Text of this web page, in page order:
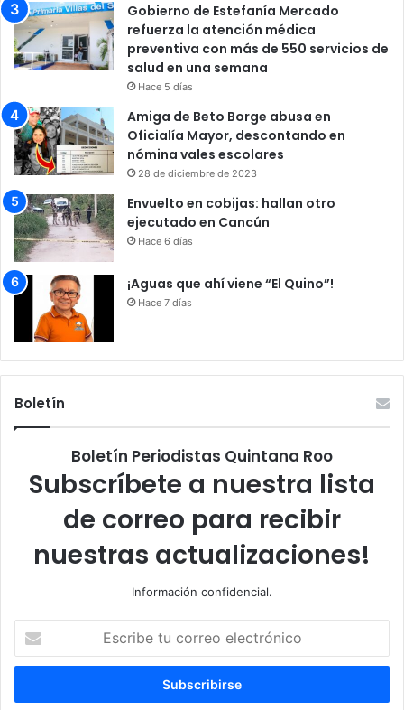
Gobierno de Estefanía Mercado
refuerza la atención médica
preventiva con más de 550 servicios de
salud en una semana
Hace 5 días
Amiga de Beto Borge abusa en
Oficialía Mayor, descontando en
nómina vales escolares
28 de diciembre de 2023
Envuelto en cobijas: hallan otro
ejecutado en Cancún
Hace 6 días
¡Aguas que ahí viene “El Quino”!
Hace 7 días
Boletín
Boletín Periodistas Quintana Roo
Subscríbete a nuestra lista
de correo para recibir
nuestras actualizaciones!
Información confidencial.
correo